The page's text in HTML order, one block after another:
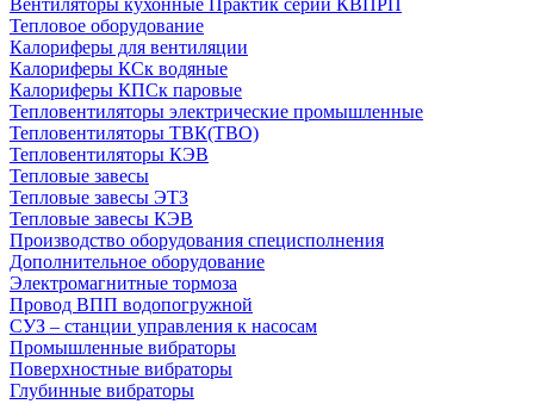
Вентиляторы кухонные Практик серии КВПРП
Тепловое оборудование
Калориферы для вентиляции
Калориферы КСк водяные
Калориферы КПСк паровые
Тепловентиляторы электрические промышленные
Тепловентиляторы ТВК(ТВО)
Тепловентиляторы КЭВ
Тепловые завесы
Тепловые завесы ЭТЗ
Тепловые завесы КЭВ
Производство оборудования специсполнения
Дополнительное оборудование
Электромагнитные тормоза
Провод ВПП водопогружной
СУЗ – станции управления к насосам
Промышленные вибраторы
Поверхностные вибраторы
Глубинные вибраторы